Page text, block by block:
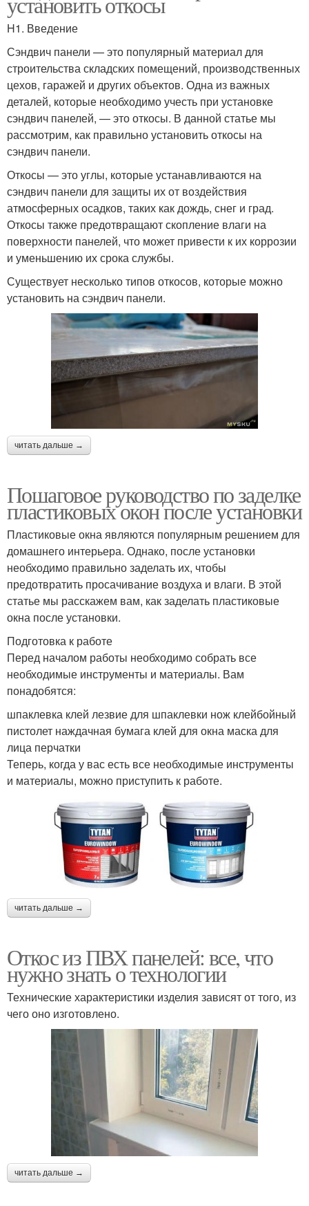
H1. Введение
Сэндвич панели — это популярный материал для
строительства складских помещений, производственных
цехов, гаражей и других объектов. Одна из важных
деталей, которые необходимо учесть при установке
сэндвич панелей, — это откосы. В данной статье мы
рассмотрим, как правильно установить откосы на
сэндвич панели.
Откосы — это углы, которые устанавливаются на
сэндвич панели для защиты их от воздействия
атмосферных осадков, таких как дождь, снег и град.
Откосы также предотвращают скопление влаги на
поверхности панелей, что может привести к их коррозии
и уменьшению их срока службы.
Существует несколько типов откосов, которые можно
установить на сэндвич панели.
читать дальше →
Пошаговое руководство по заделке
пластиковых окон после установки
Пластиковые окна являются популярным решением для
домашнего интерьера. Однако, после установки
необходимо правильно заделать их, чтобы
предотвратить просачивание воздуха и влаги. В этой
статье мы расскажем вам, как заделать пластиковые
окна после установки.
Подготовка к работе
Перед началом работы необходимо собрать все
необходимые инструменты и материалы. Вам
понадобятся:
шпаклевка клей лезвие для шпаклевки нож клейбойный
пистолет наждачная бумага клей для окна маска для
лица перчатки
Теперь, когда у вас есть все необходимые инструменты
и материалы, можно приступить к работе.
читать дальше →
Откос из ПВХ панелей: все, что
нужно знать о технологии
Технические характеристики изделия зависят от того, из
чего оно изготовлено.
читать дальше →